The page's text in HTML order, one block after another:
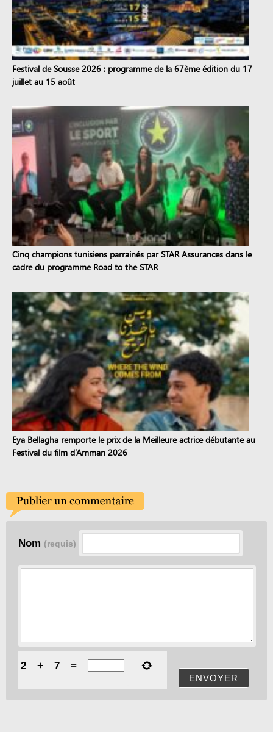
Festival de Sousse 2026 : programme de la 67ème édition du 17
juillet au 15 août
Cinq champions tunisiens parrainés par STAR Assurances dans le
cadre du programme Road to the STAR
Eya Bellagha remporte le prix de la Meilleure actrice débutante au
Festival du film d’Amman 2026
Nom (requis)
ENVOYER
2 + 7 =